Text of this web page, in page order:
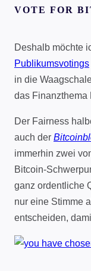
VOTE FOR
Deshalb möchte
Publikumsvotings
in die
das Finanzthema
Der Fairness
auch der
immerhin zwei
Bitcoin-
ganz ordentliche
nur eine Stimme
entscheiden,